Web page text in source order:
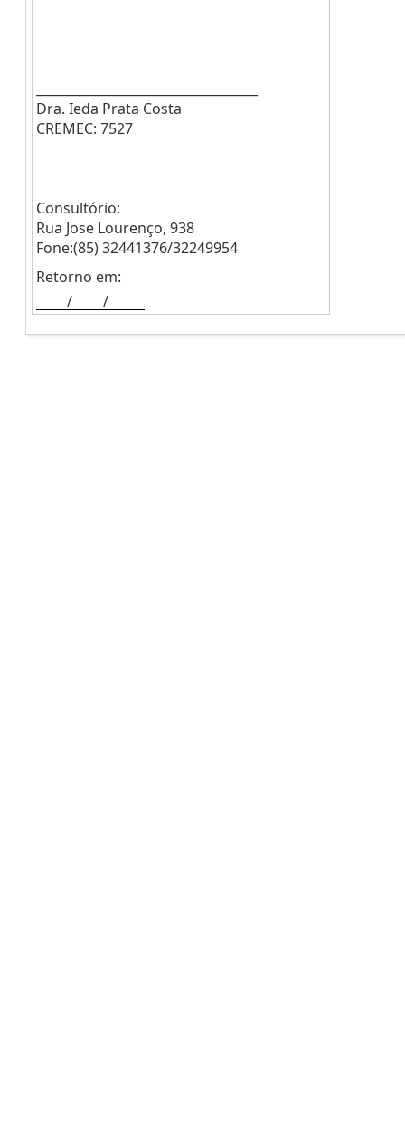
Dra. Ieda Prata Costa
CREMEC: 7527
Consultório:
Rua Jose Lourenço, 938
Fone:(85) 32441376/32249954
Retorno em:
/
/